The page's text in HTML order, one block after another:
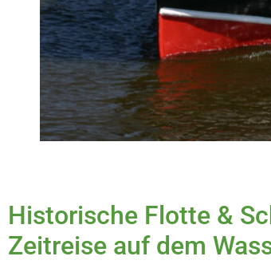
Historische Flotte &
Zeitreise auf dem